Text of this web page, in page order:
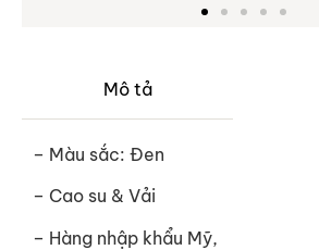
Mô tả
– Màu sắc: Đen
– Cao su & Vải
– Hàng nhập khẩu Mỹ,